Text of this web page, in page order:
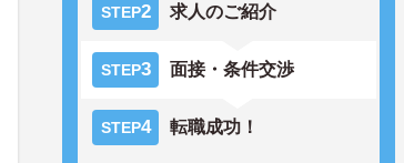
STEP2 求人のご紹介
STEP3 面接・条件交渉
STEP4 転職成功！